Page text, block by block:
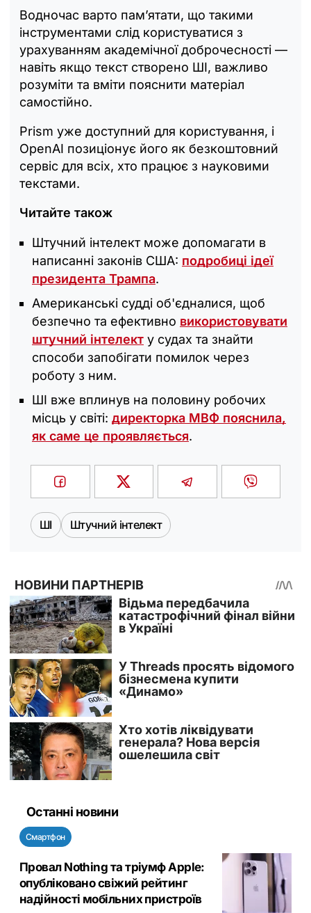
Водночас варто пам’ятати, що такими
інструментами слід користуватися з
урахуванням академічної доброчесності —
навіть якщо текст створено ШІ, важливо
розуміти та вміти пояснити матеріал
самостійно.
Prism уже доступний для користування, і
OpenAI позиціонує його як безкоштовний
сервіс для всіх, хто працює з науковими
текстами.
Читайте також
Штучний інтелект може допомагати в
написанні законів США: подробиці ідеї
президента Трампа.
Американські судді об'єдналися, щоб
безпечно та ефективно використовувати
штучний інтелект у судах та знайти
способи запобігати помилок через
роботу з ним.
ШІ вже вплинув на половину робочих
місць у світі: директорка МВФ пояснила,
як саме це проявляється.
ШІ Штучний інтелект
Останні новини
Смартфон
Провал Nothing та тріумф Apple:
опубліковано свіжий рейтинг
надійності мобільних пристроїв